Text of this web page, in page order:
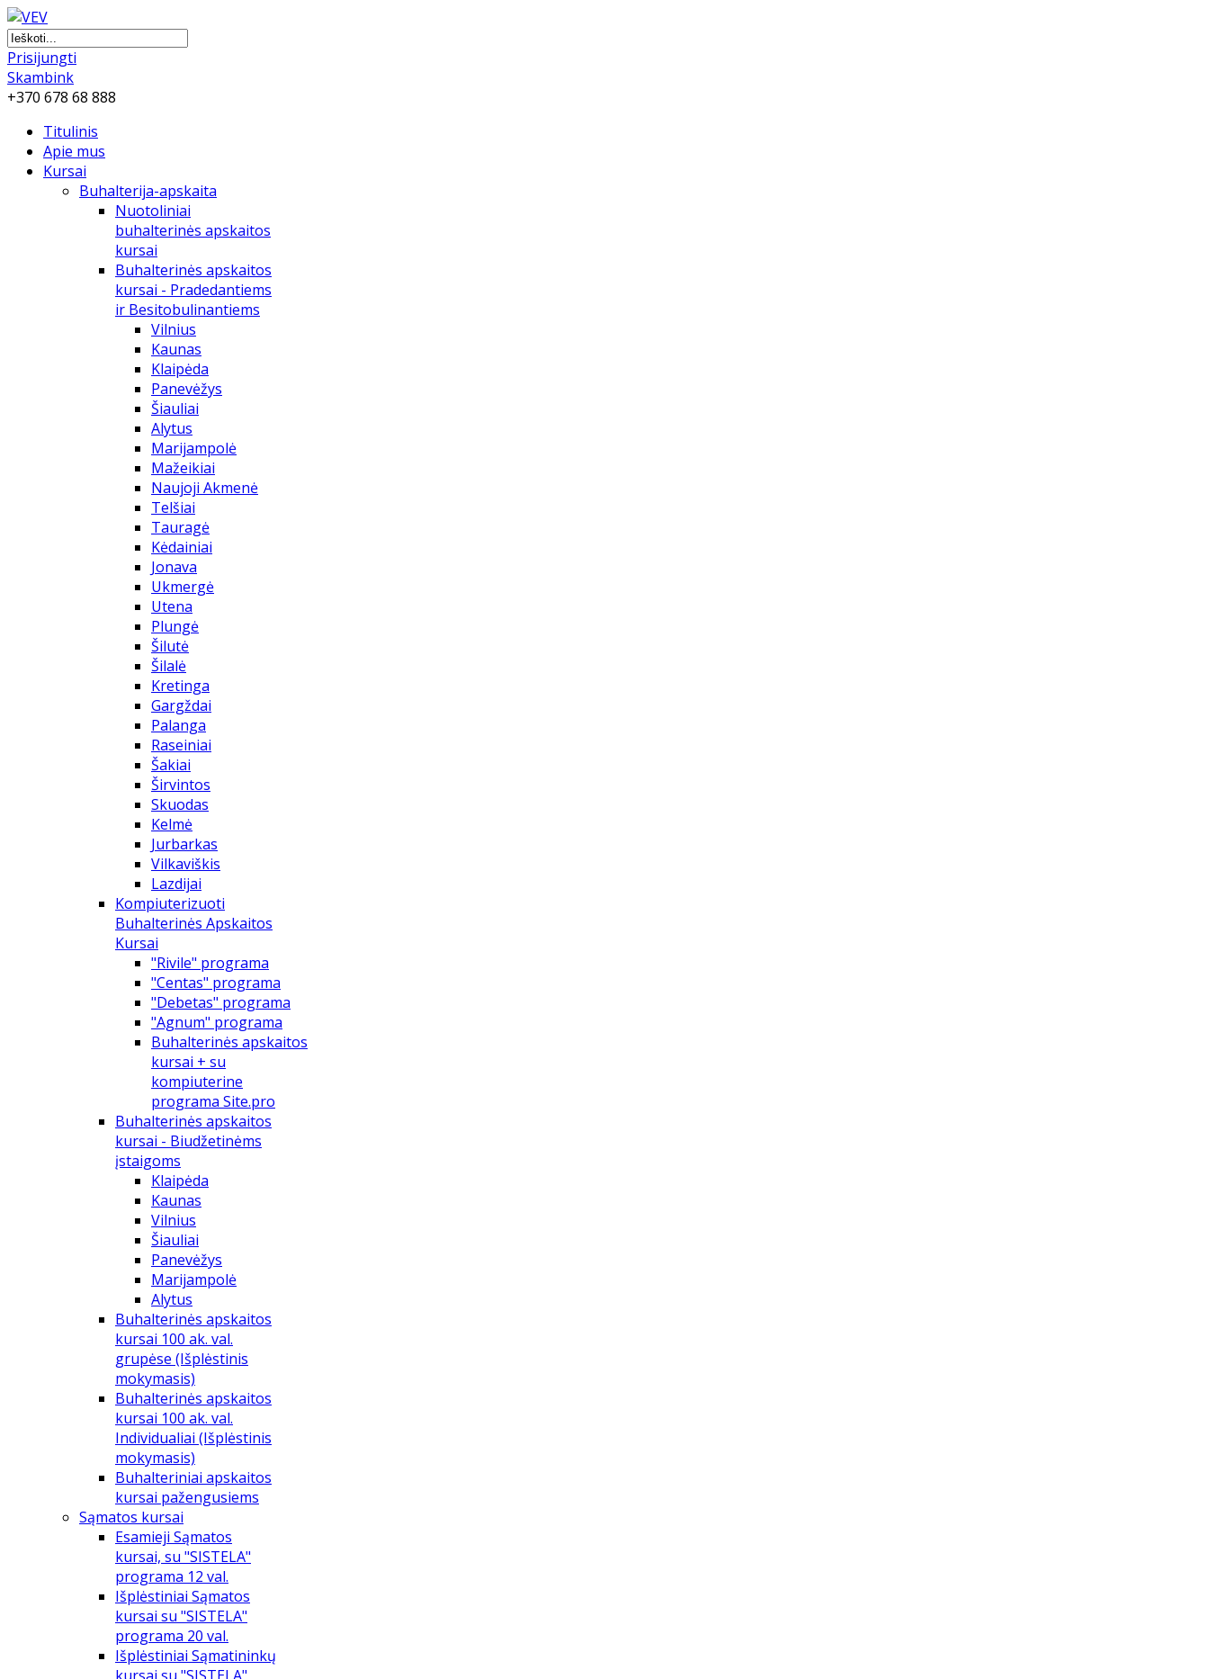
Prisijungti
Skambink
+370 678 68 888
Titulinis
Apie mus
Kursai
Buhalterija-apskaita
Nuotoliniai
buhalterinės apskaitos
kursai
Buhalterinės apskaitos
kursai - Pradedantiems
ir Besitobulinantiems
Vilnius
Kaunas
Klaipėda
Panevėžys
Šiauliai
Alytus
Marijampolė
Mažeikiai
Naujoji Akmenė
Telšiai
Tauragė
Kėdainiai
Jonava
Ukmergė
Utena
Plungė
Šilutė
Šilalė
Kretinga
Gargždai
Palanga
Raseiniai
Šakiai
Širvintos
Skuodas
Kelmė
Jurbarkas
Vilkaviškis
Lazdijai
Kompiuterizuoti
Buhalterinės Apskaitos
Kursai
"Rivile" programa
"Centas" programa
"Debetas" programa
"Agnum" programa
Buhalterinės apskaitos
kursai + su
kompiuterine
programa Site.pro
Buhalterinės apskaitos
kursai - Biudžetinėms
įstaigoms
Klaipėda
Kaunas
Vilnius
Šiauliai
Panevėžys
Marijampolė
Alytus
Buhalterinės apskaitos
kursai 100 ak. val.
grupėse (Išplėstinis
mokymasis)
Buhalterinės apskaitos
kursai 100 ak. val.
Individualiai (Išplėstinis
mokymasis)
Buhalteriniai apskaitos
kursai pažengusiems
Sąmatos kursai
Esamieji Sąmatos
kursai, su "SISTELA"
programa 12 val.
Išplėstiniai Sąmatos
kursai su "SISTELA"
programa 20 val.
Išplėstiniai Sąmatininkų